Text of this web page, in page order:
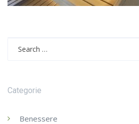
Categorie
Benessere